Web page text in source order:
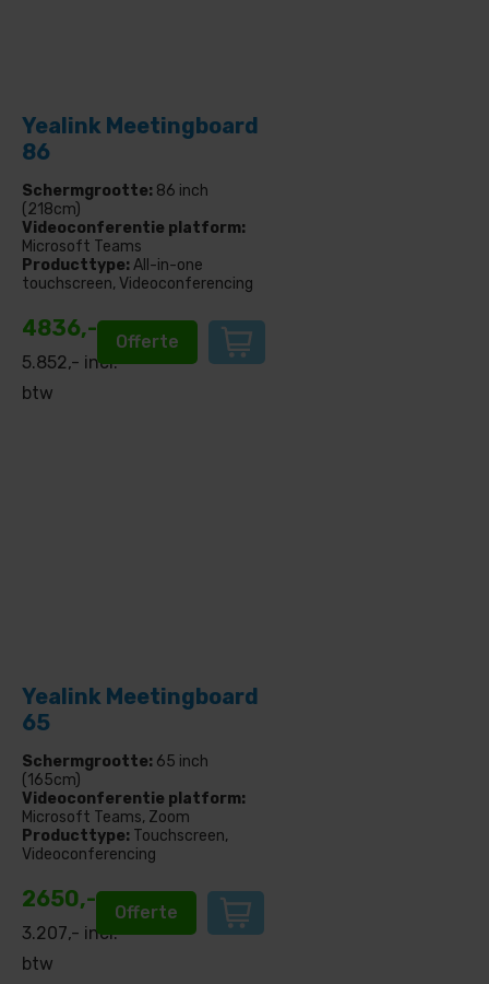
Yealink Meetingboard
86
Schermgrootte: 86 inch
(218cm)
Videoconferentie platform:
Microsoft Teams
Producttype:All-in-one
touchscreen, Videoconferencing
4836,-
5.852,- incl.
btw
Offerte
Yealink Meetingboard
65
Schermgrootte: 65 inch
(165cm)
Videoconferentie platform:
Microsoft Teams, Zoom
Producttype: Touchscreen,
Videoconferencing
2650,-
3.207,- incl.
btw
Offerte